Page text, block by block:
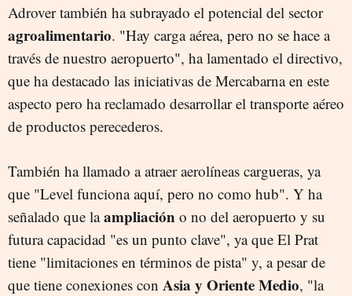
Adrover también ha subrayado el potencial del sector
agroalimentario. "Hay carga aérea, pero no se hace a
través de nuestro aeropuerto", ha lamentado el directivo,
que ha destacado las iniciativas de Mercabarna en este
aspecto pero ha reclamado desarrollar el transporte aéreo
de productos perecederos.
También ha llamado a atraer aerolíneas cargueras, ya
que "Level funciona aquí, pero no como hub". Y ha
señalado que laampliación o no del aeropuerto y su
futura capacidad "es un punto clave", ya que El Prat
tiene "limitaciones en términos de pista" y, a pesar de
que tiene conexiones con Asia y Oriente Medio, "la